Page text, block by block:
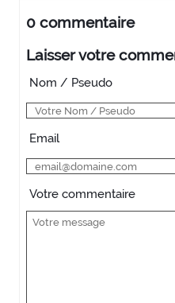
0 commentaire
Laisser votre
Nom / Pseudo
Email
Votre commentaire